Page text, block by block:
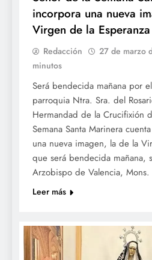
incorpora una nueva
Virgen de la Esperanza
Redacción 27 de marzo
minutos
Será bendecida mañana por
parroquia Ntra. Sra. del
Hermandad de la Crucifixión
Semana Santa Marinera
una nueva imagen, la de la
que será bendecida mañana,
Arzobispo de Valencia,
Leer más